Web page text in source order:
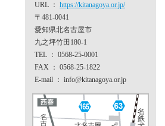
URL ： https://kitanagoya.or.jp/
〒481-0041
愛知県北名古屋市
九之坪竹田180-1
TEL ： 0568-25-0001
FAX ： 0568-25-1822
E-mail ： info@kitanagoya.or.jp